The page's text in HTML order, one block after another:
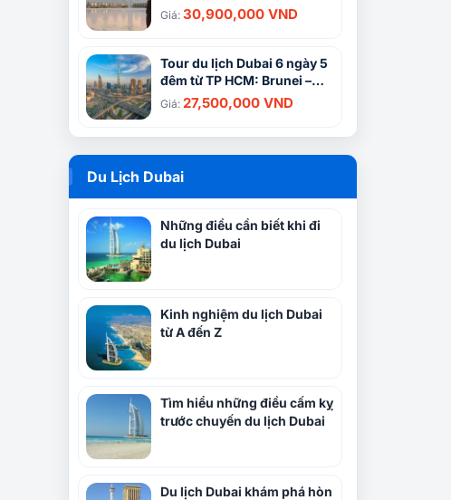
Brunei – Dubai – Sharjah –
Abu Dhabi
Giá: 30,900,000 VND
Tour du lịch Dubai 6 ngày 5
đêm từ TP HCM: Brunei –
Dubai – Sharjah – Abu Dhabi
Giá: 27,500,000 VND
Du Lịch Dubai
Những điều cần biết khi đi
du lịch Dubai
Kinh nghiệm du lịch Dubai
từ A đến Z
Tìm hiểu những điều cấm kỵ
trước chuyến du lịch Dubai
Du lịch Dubai khám phá hòn